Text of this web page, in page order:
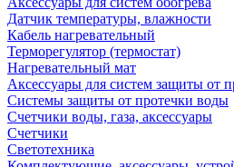
Датчик температуры, влажности
Кабель нагревательный
Терморегулятор (термостат)
Нагревательный мат
Аксессуары для систем защиты от
Системы защиты от протечки воды
Счетчики воды, газа, аксессуары
Счетчики
Светотехника